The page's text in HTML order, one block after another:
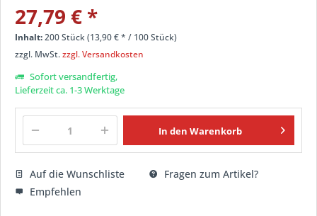
27,79 € *
Inhalt:200 Stück (13,90 € * / 100 Stück)
zzgl. MwSt.zzgl. Versandkosten
Sofort versandfertig,
Lieferzeit ca. 1-3 Werktage
In den Warenkorb
Auf die Wunschliste
Fragen zum Artikel?
Empfehlen